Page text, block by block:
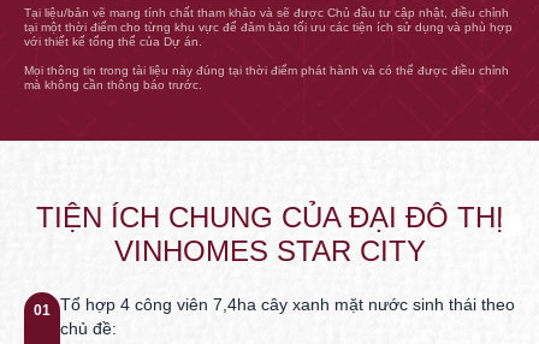
Tại liệu/bản vẽ mang tính chất tham khảo và sẽ được Chủ đầu tư cập nhật, điều chỉnh
tại một thời điểm cho từng khu vực để đảm bảo tối ưu các tiện ích sử dụng và phù hợp
với thiết kế tổng thể của Dự án.
Mọi thông tin trong tài liệu này đúng tại thời điểm phát hành và có thể được điều chỉnh
mà không cần thông báo trước.
TIỆN ÍCH CHUNG CỦA ĐẠI ĐÔ THỊ
VINHOMES STAR CITY
01 Tổ hợp 4 công viên 7,4ha cây xanh mặt nước sinh thái theo
chủ đề: